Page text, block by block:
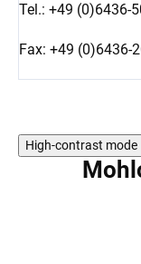
Tel.: +49 (0)6436-
Fax: +49 (0)6436-
High-contrast mode